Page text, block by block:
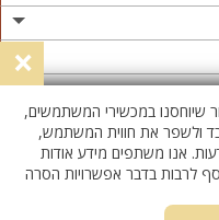
×
שיוחסנו במכשירי המשתמשים,
ולשפר את חווית המשתמש,
אנו משתפים מידע אודות
לרבות בדבר אפשרויות הסרה